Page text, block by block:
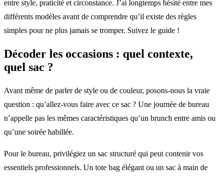
entre style, praticité et circonstance. J’ai longtemps hésité entre mes
différents modèles avant de comprendre qu’il existe des règles
simples pour ne plus jamais se tromper. Suivez le guide !
Décoder les occasions : quel contexte,
quel sac ?
Avant même de parler de style ou de couleur, posons-nous la vraie
question : qu’allez-vous faire avec ce sac ? Une journée de bureau
n’appelle pas les mêmes caractéristiques qu’un brunch entre amis ou
qu’une soirée habillée.
Pour le bureau, privilégiez un sac structuré qui peut contenir vos
essentiels professionnels. Un tote bag élégant ou un sac à main de